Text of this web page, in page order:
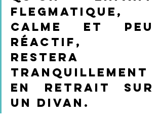
flegmatique,
calme et peu
réactif,
restera
tranquillement
en retrait sur
un divan.